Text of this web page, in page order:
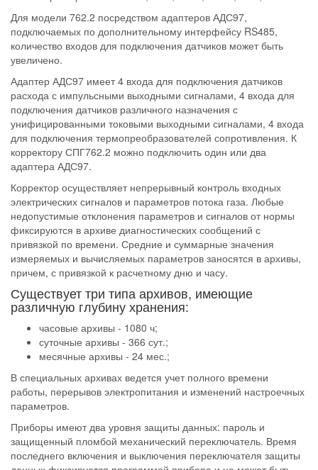
Для модели 762.2 посредством адаптеров АДС97,
подключаемых по дополнительному интерфейсу RS485,
количество входов для подключения датчиков может быть
увеличено.
Адаптер АДС97 имеет 4 входа для подключения датчиков
расхода с импульсными выходными сигналами, 4 входа для
подключения датчиков различного назначения с
унифицированными токовыми выходными сигналами, 4 входа
для подключения термопреобразователей сопротивления. К
корректору СПГ762.2 можно подключить один или два
адаптера АДС97.
Корректор осуществляет непрерывный контроль входных
электрических сигналов и параметров потока газа. Любые
недопустимые отклонения параметров и сигналов от нормы
фиксируются в архиве диагностических сообщений с
привязкой по времени. Средние и суммарные значения
измеряемых и вычисляемых параметров заносятся в архивы,
причем, с привязкой к расчетному дню и часу.
Существует три типа архивов, имеющие
различную глубину хранения:
часовые архивы - 1080 ч;
суточные архивы - 366 сут.;
месячные архивы - 24 мес.;
В специальных архивах ведется учет полного времени
работы, перерывов электропитания и изменений настроечных
параметров.
Приборы имеют два уровня защиты данных: пароль и
защищенный пломбой механический переключатель. Время
последнего включения и выключения переключателя защиты